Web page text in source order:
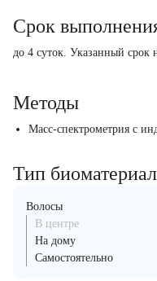
Срок
до 4 суток. Указанный срок
Методы
Масс-спектрометрия с
Тип
Волосы
В центре
На дому
Самостоятельно